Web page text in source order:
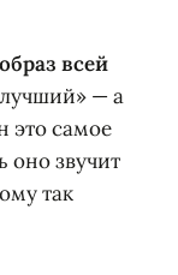
всей
— а
это самое
оно звучит
так